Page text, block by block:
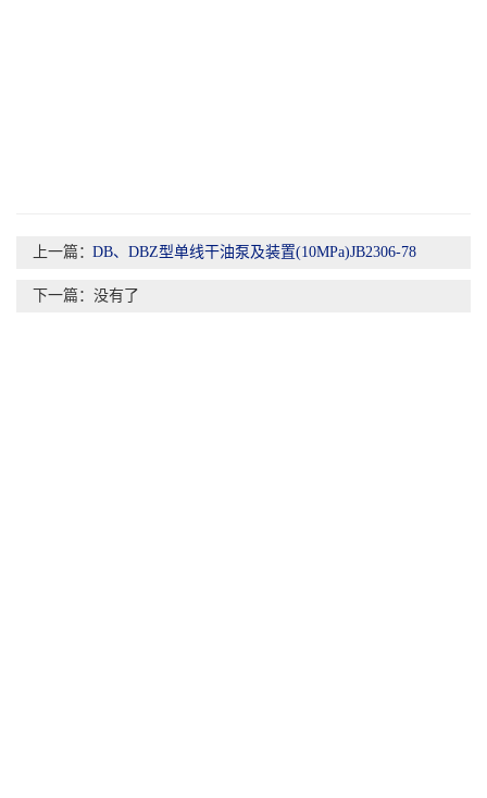
上一篇：DB、DBZ型单线干油泵及装置(10MPa)JB2306-78
下一篇：没有了